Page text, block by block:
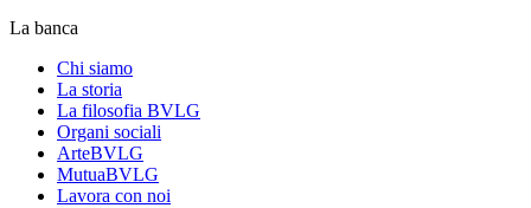
La banca
Chi siamo
La storia
La filosofia BVLG
Organi sociali
ArteBVLG
MutuaBVLG
Lavora con noi